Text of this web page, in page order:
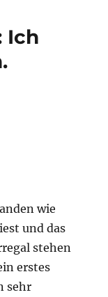
Ich
wie
und das
stehen
erstes
sehr